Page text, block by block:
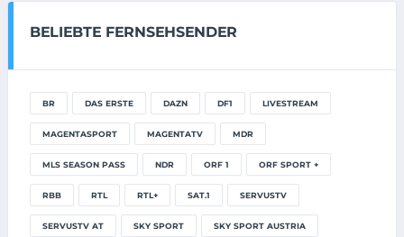
BELIEBTE FERNSEHSENDER
BR DAS ERSTE DAZN DF1 LIVESTREAM
MAGENTASPORT MAGENTATV MDR
MLS SEASON PASS NDR ORF 1 ORF SPORT +
RBB RTL RTL+ SAT.1 SERVUSTV
SERVUSTV AT SKY SPORT SKY SPORT AUSTRIA